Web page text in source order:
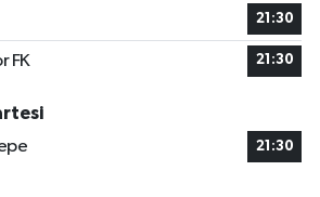
21:30
FK 21:30
21:30